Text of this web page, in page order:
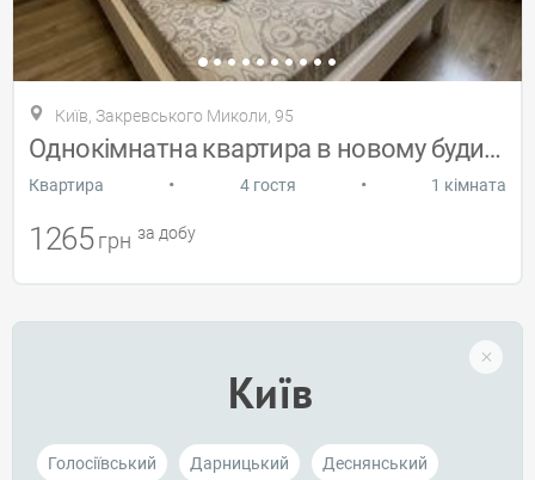
Київ, Закревського Миколи, 95
Однокімнатна квартира в новому будинку
Квартира • 4 гостя • 1 кімната
1265 грн за добу
Київ
Голосіївський Дарницький Деснянський